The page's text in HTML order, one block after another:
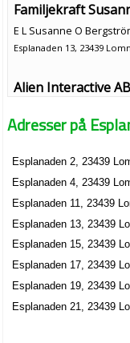
Familjekraft
E L Susanne O
Esplanaden 13, 23439
Alien Interactive AB
046-320585
BizPart Multishop
Martin Boye Ericsson
Esplanaden 15, 23439
Hälsomedicinskt
Lomma AB
Stefan Rocco Hansson
Esplanaden 15, 23439
Adresser på
Esplanaden 2, 23439
Esplanaden 4, 23439
Esplanaden 11, 23439
Esplanaden 13, 23439
Esplanaden 15, 23439
Esplanaden 17, 23439
Esplanaden 19, 23439
Esplanaden 21, 23439